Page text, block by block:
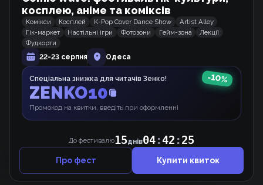
Бетмен: Ночі в Ґотемі
Комікс
Краса
косплею, аніме та коміксів
Комікси Косплей K-Pop Cover Dance Show
Artist Alley
Гік-маркет
Настільні ігри Фотозони Гейм-зона
Лекції
Фудкорти
22-23 серпня
Одеса
Спеціальна знижка для читачів Зенко!
ZENKO10
Промокод на квитки, введіть при оформленні
-10%
До фестивалю15днів04:42 :25
Про фест Купити квиток